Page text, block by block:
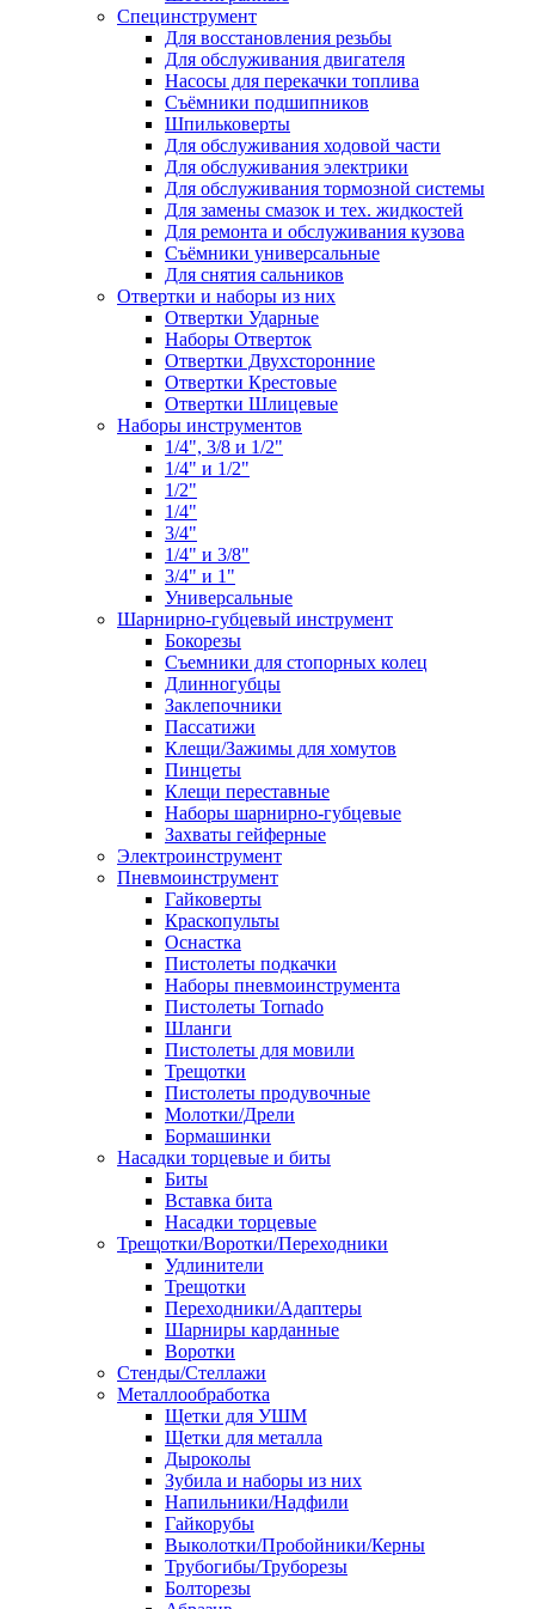
Специнструмент
Для восстановления резьбы
Для обслуживания двигателя
Насосы для перекачки топлива
Съёмники подшипников
Шпильковерты
Для обслуживания ходовой части
Для обслуживания электрики
Для обслуживания тормозной системы
Для замены смазок и тех. жидкостей
Для ремонта и обслуживания кузова
Съёмники универсальные
Для снятия сальников
Отвертки и наборы из них
Отвертки Ударные
Наборы Отверток
Отвертки Двухсторонние
Отвертки Крестовые
Отвертки Шлицевые
Наборы инструментов
1/4", 3/8 и 1/2"
1/4" и 1/2"
1/2"
1/4"
3/4"
1/4" и 3/8"
3/4" и 1"
Универсальные
Шарнирно-губцевый инструмент
Бокорезы
Съемники для стопорных колец
Длинногубцы
Заклепочники
Пассатижи
Клещи/Зажимы для хомутов
Пинцеты
Клещи переставные
Наборы шарнирно-губцевые
Захваты гейферные
Электроинструмент
Пневмоинструмент
Гайковерты
Краскопульты
Оснастка
Пистолеты подкачки
Наборы пневмоинструмента
Пистолеты Tornado
Шланги
Пистолеты для мовили
Трещотки
Пистолеты продувочные
Молотки/Дрели
Бормашинки
Насадки торцевые и биты
Биты
Вставка бита
Насадки торцевые
Трещотки/Воротки/Переходники
Удлинители
Трещотки
Переходники/Адаптеры
Шарниры карданные
Воротки
Стенды/Стеллажи
Металлообработка
Щетки для УШМ
Щетки для металла
Дыроколы
Зубила и наборы из них
Напильники/Надфили
Гайкорубы
Выколотки/Пробойники/Керны
Трубогибы/Труборезы
Болторезы